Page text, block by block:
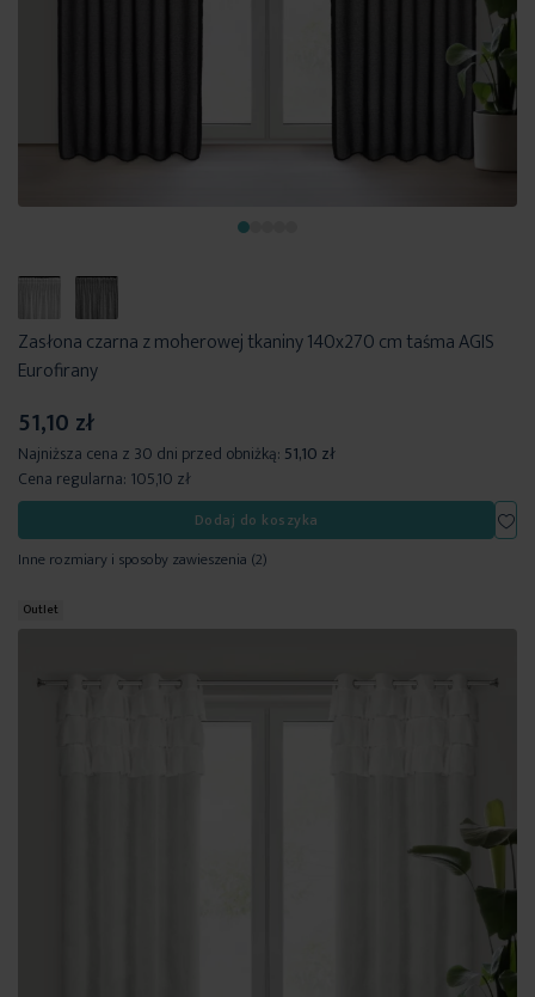
Zasłona czarna z moherowej tkaniny 140x270 cm taśma AGIS
Eurofirany
51,10 zł
Najniższa cena z 30 dni przed obniżką: 51,10 zł
Cena regularna: 105,10 zł
Dodaj do koszyka
Inne rozmiary i sposoby zawieszenia (2)
Outlet